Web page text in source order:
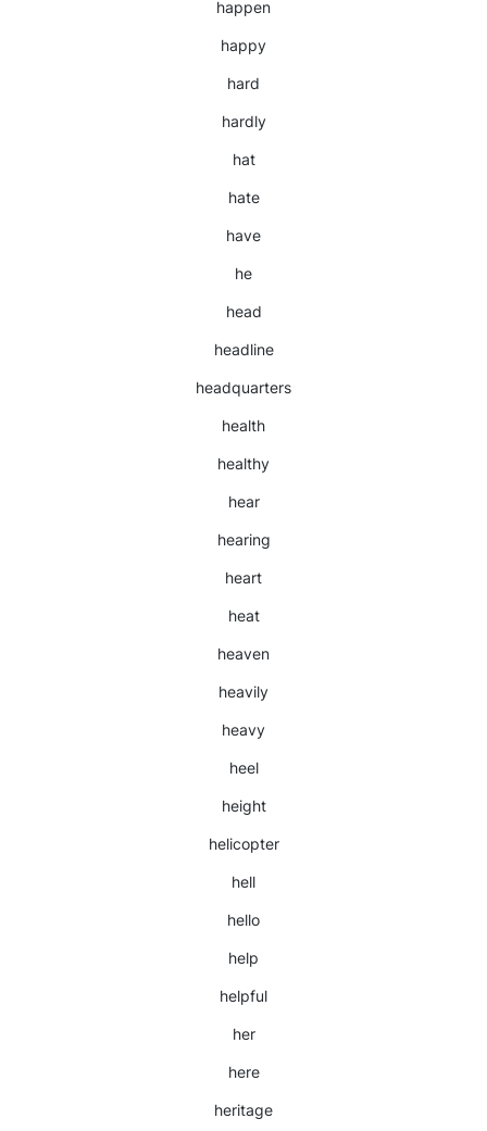
happen
happy
hard
hardly
hat
hate
have
he
head
headline
headquarters
health
healthy
hear
hearing
heart
heat
heaven
heavily
heavy
heel
height
helicopter
hell
hello
help
helpful
her
here
heritage